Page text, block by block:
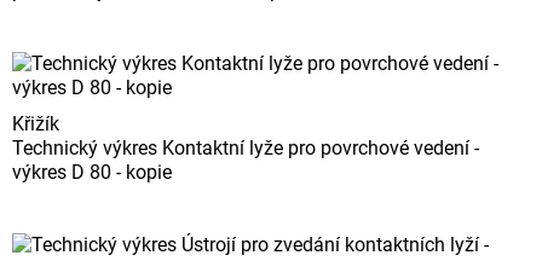
Křižík
Technický výkres Kontaktní lyže pro povrchové vedení -
výkres D 80 - kopie